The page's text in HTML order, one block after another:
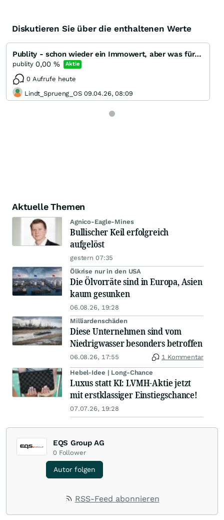
Diskutieren Sie über die enthaltenen Werte
Publity - schon wieder ein Immowert, aber was für einer!?
publity 0,00 % Aktie
0 Aufrufe heute
Lindt_Sprueng_OS 09.04.26, 08:09
Aktuelle Themen
Agnico-Eagle-Mines
Bullischer Keil erfolgreich
aufgelöst
gestern 07:35
Ölkrise nur in den USA
Die Ölvorräte sind in Europa, Asien
kaum gesunken
06.08.26, 19:28
Milliardenschäden
Diese Unternehmen sind vom
Niedrigwasser besonders betroffen
06.08.26, 17:55 1 Kommentar
Hebel-Idee | Long-Chance
Luxus statt KI: LVMH-Aktie jetzt
mit erstklassiger Einstiegschance!
07.07.26, 19:28
EQS Group AG
0 Follower
Autor folgen
RSS-Feed abonnieren